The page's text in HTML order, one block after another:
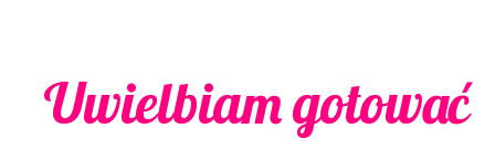
Uwielbiam gotować